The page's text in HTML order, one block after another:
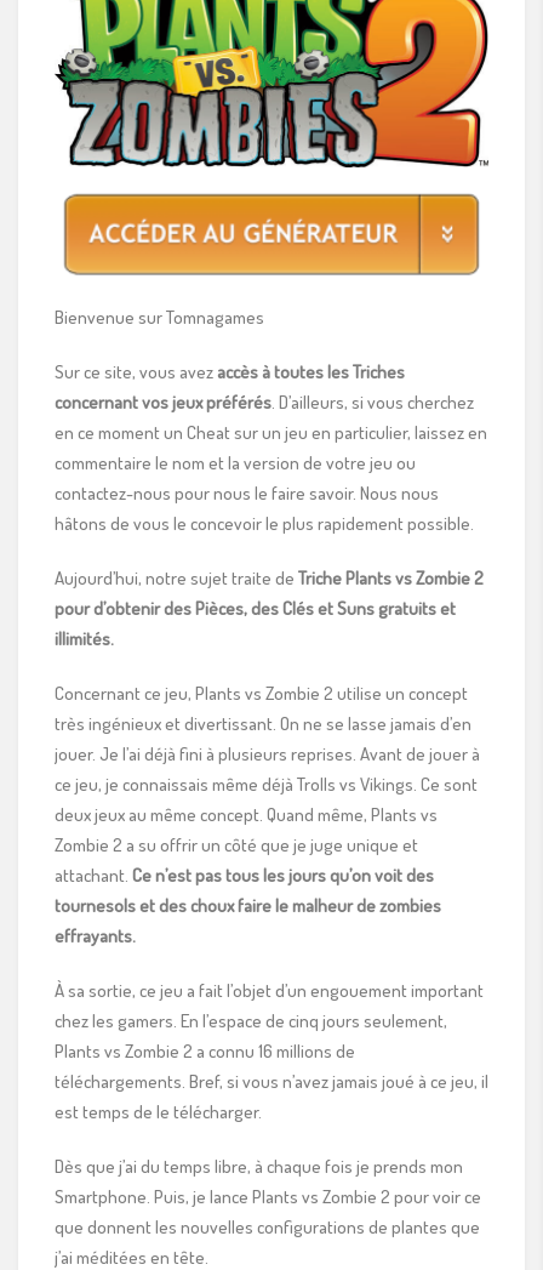
Bienvenue sur Tomnagames
Sur ce site, vous avez accès à toutes les Triches
concernant vos jeux préférés. D’ailleurs, si vous cherchez
en ce moment un Cheat sur un jeu en particulier, laissez en
commentaire le nom et la version de votre jeu ou
contactez-nous pour nous le faire savoir. Nous nous
hâtons de vous le concevoir le plus rapidement possible.
Aujourd’hui, notre sujet traite de Triche Plants vs Zombie 2
pour d’obtenir des Pièces, des Clés et Suns gratuits et
illimités.
Concernant ce jeu, Plants vs Zombie 2 utilise un concept
très ingénieux et divertissant. On ne se lasse jamais d’en
jouer. Je l’ai déjà fini à plusieurs reprises. Avant de jouer à
ce jeu, je connaissais même déjà Trolls vs Vikings. Ce sont
deux jeux au même concept. Quand même, Plants vs
Zombie 2 a su offrir un côté que je juge unique et
attachant. Ce n’est pas tous les jours qu’on voit des
tournesols et des choux faire le malheur de zombies
effrayants.
À sa sortie, ce jeu a fait l’objet d’un engouement important
chez les gamers. En l’espace de cinq jours seulement,
Plants vs Zombie 2 a connu 16 millions de
téléchargements. Bref, si vous n’avez jamais joué à ce jeu, il
est temps de le télécharger.
Dès que j’ai du temps libre, à chaque fois je prends mon
Smartphone. Puis, je lance Plants vs Zombie 2 pour voir ce
que donnent les nouvelles configurations de plantes que
j’ai méditées en tête.